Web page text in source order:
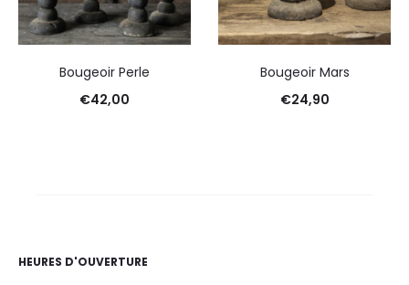
Bougeoir Perle
€42,00
Bougeoir Mars
€24,90
HEURES D'OUVERTURE